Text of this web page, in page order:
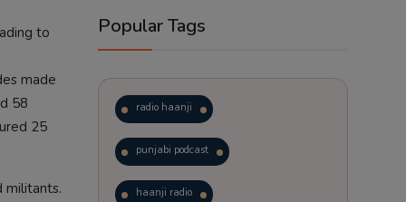
to
made
58
25
militants.
Popular Tags
radio haanji
punjabi podcast
haanji radio